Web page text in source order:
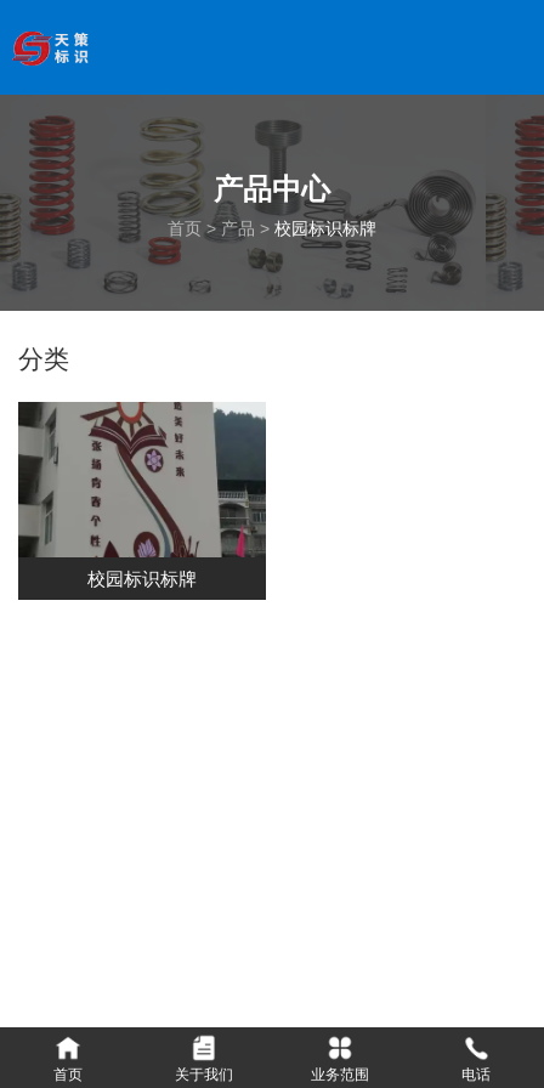
欢迎访问南京天策标识有限公司官网
医院、银行、政府、房地产、企事业单位、景区等基础建设
领域
全国服务热线 18066033339
产品中心
首页 > 产品 > 校园标识标牌
分类
校园标识标牌
首页 关于我们 业务范围 电话